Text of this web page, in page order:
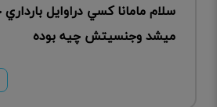
سلام مامانا كسي دراوايل
ميشد وجنسيتش چیه بوده